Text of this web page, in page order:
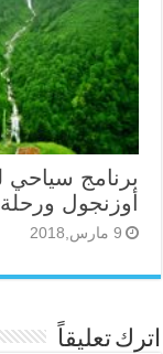
أوزنجول
9 مارس,2018
اترك تعليقاً